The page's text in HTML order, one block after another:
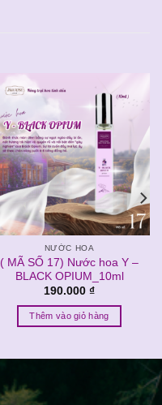
NƯỚC HOA
( MÃ SỐ 17) Nước hoa Y –
BLACK OPIUM_10ml
190.000 ₫
Thêm vào giỏ hàng